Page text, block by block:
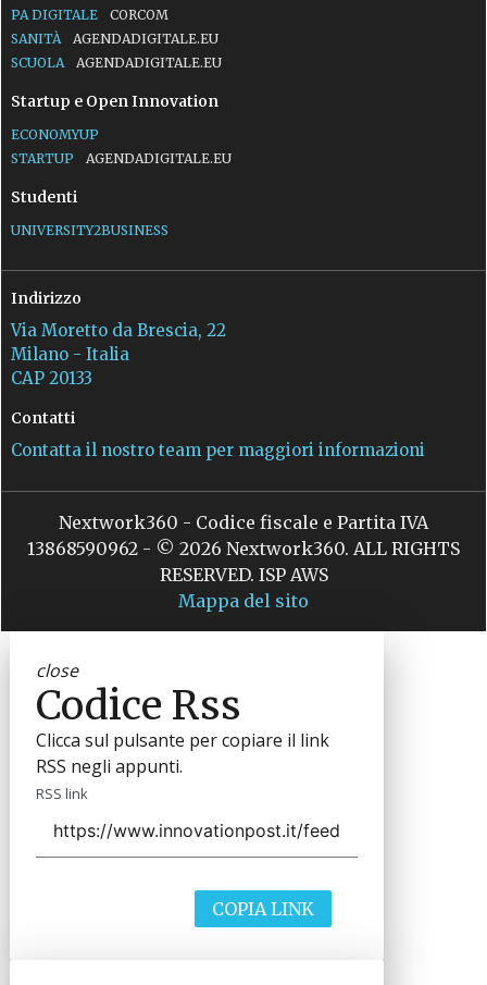
PA DIGITALE
CORCOM
SANITÀ
AGENDADIGITALE.EU
SCUOLA
AGENDADIGITALE.EU
Startup e Open Innovation
ECONOMYUP
STARTUP
AGENDADIGITALE.EU
Studenti
UNIVERSITY2BUSINESS
Indirizzo
Via Moretto da Brescia, 22
Milano - Italia
CAP 20133
Contatti
Contatta il nostro team per maggiori informazioni
Nextwork360 - Codice fiscale e Partita IVA
13868590962 - © 2026 Nextwork360. ALL RIGHTS
RESERVED. ISP AWS
Mappa del sito
close
Codice Rss
Clicca sul pulsante per copiare il link
RSS negli appunti.
RSS link
COPIA LINK